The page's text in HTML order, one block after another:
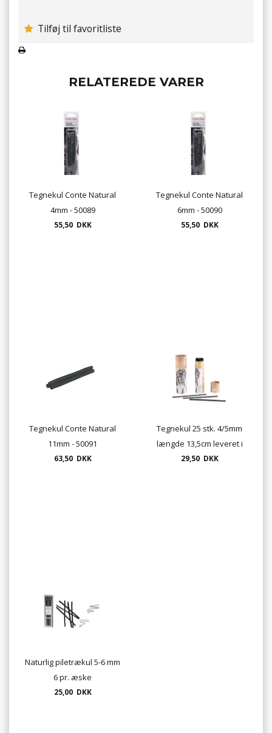
Tilføj til favoritliste
RELATEREDE VARER
Tegnekul Conte Natural
4mm - 50089
55,50 DKK
Tegnekul Conte Natural
6mm - 50090
55,50 DKK
Tegnekul Conte Natural
11mm - 50091
63,50 DKK
Tegnekul 25 stk. 4/5mm
længde 13,5cm leveret i
rør.
29,50 DKK
Naturlig piletrækul 5-6 mm
6 pr. æske
25,00 DKK